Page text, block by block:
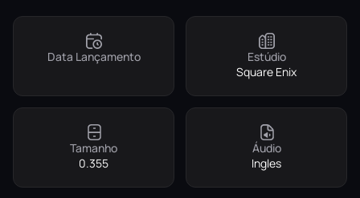
Data Lançamento
Estúdio
Square Enix
Tamanho
0.355
Áudio
Ingles